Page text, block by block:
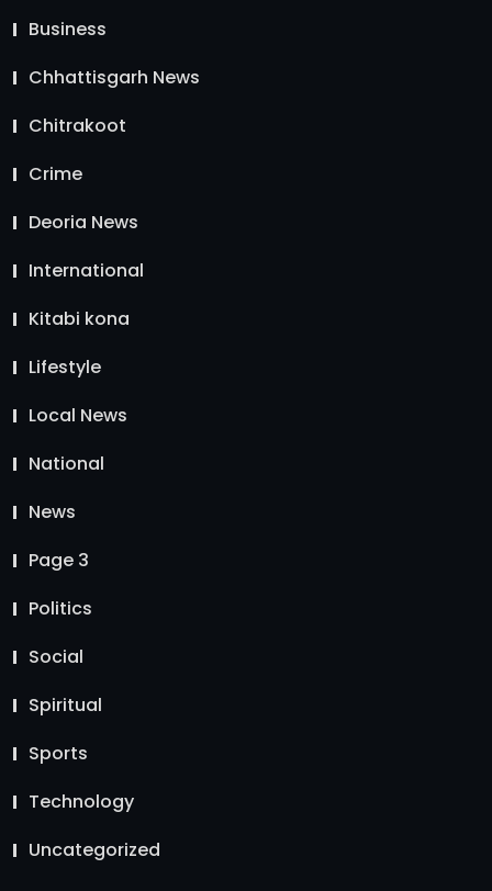
Business
Chhattisgarh News
Chitrakoot
Crime
Deoria News
International
Kitabi kona
Lifestyle
Local News
National
News
Page 3
Politics
Social
Spiritual
Sports
Technology
Uncategorized